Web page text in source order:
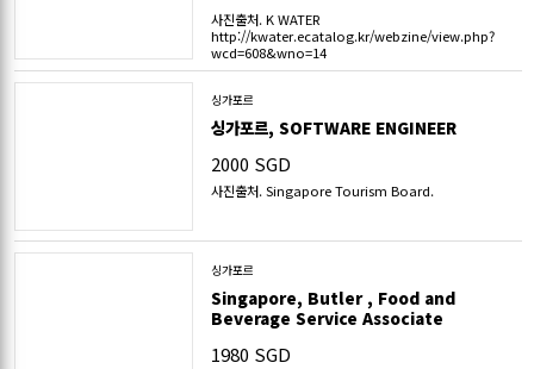
사진출처. K WATER
http://kwater.ecatalog.kr/webzine/view.php?
wcd=608&wno=14
싱가포르
싱가포르, SOFTWARE ENGINEER
2000 SGD
사진출처. Singapore Tourism Board.
싱가포르
Singapore, Butler , Food and
Beverage Service Associate
1980 SGD